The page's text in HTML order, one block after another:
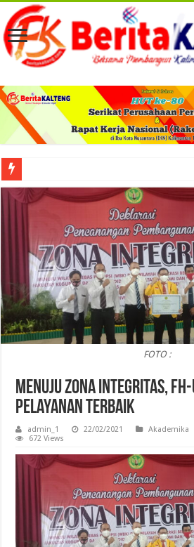
Viral! Selama Dua Bulan Lebih Siltap Serta
FOTO :
Menuju Zona Integritas, FH-
Pelayanan Terbaik
admin_1 22/02/2021 Akademika
672 Views